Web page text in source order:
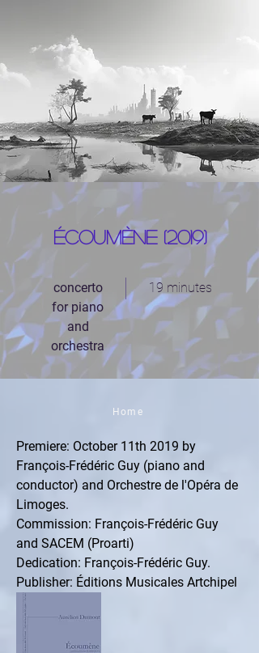
Écoumène (2019)
concerto
for piano
and
orchestra
19 minutes
Home
Premiere: October 11th 2019 by
François-Frédéric Guy (piano and
conductor) and Orchestre de l'Opéra de
Limoges.
Commission: François-Frédéric Guy
and SACEM (Proarti)
Dedication: François-Frédéric Guy.
Publisher: Éditions Musicales Artchipel